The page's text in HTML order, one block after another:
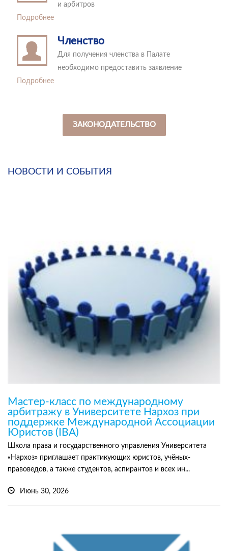
и арбитров
Подробнее
Членство
Для получения членства в Палате
необходимо предоставить заявление
Подробнее
ЗАКОНОДАТЕЛЬСТВО
НОВОСТИ И СОБЫТИЯ
Мастер-класс по международному
арбитражу в Университете Нархоз при
поддержке Международной Ассоциации
Юристов (IBA)
Школа права и государственного управления Университета
«Нархоз» приглашает практикующих юристов, учёных-
правоведов, а также студентов, аспирантов и всех ин...
Июнь 30, 2026